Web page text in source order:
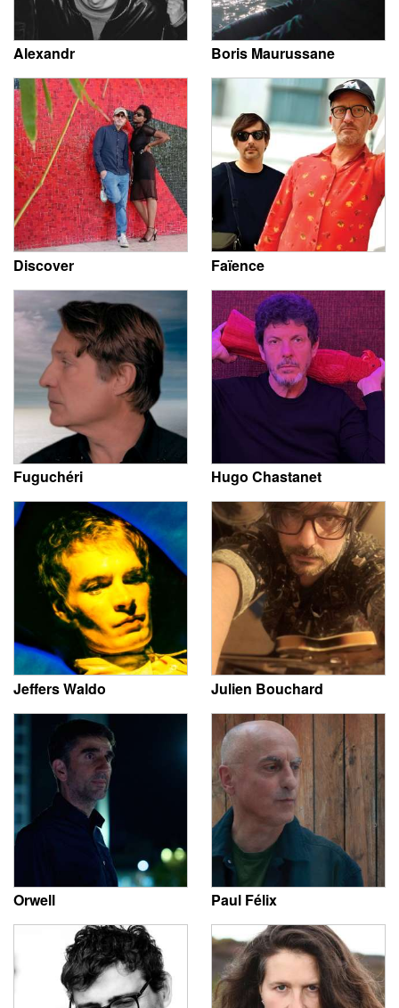
Alexandr Boris Maurussane
Discover Faïence
Fuguchéri Hugo Chastanet
Jeffers Waldo Julien Bouchard
Orwell Paul Félix